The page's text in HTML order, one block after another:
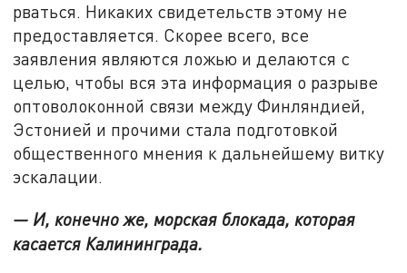
рваться. Никаких свидетельств этому не
предоставляется. Скорее всего, все
заявления являются ложью и делаются с
целью, чтобы вся эта информация о разрыве
оптоволоконной связи между Финляндией,
Эстонией и прочими стала подготовкой
общественного мнения к дальнейшему витку
эскалации.
— И, конечно же, морская блокада, которая
касается Калининграда.